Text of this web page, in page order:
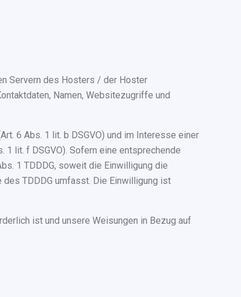
Servern des Hosters / der Hoster
Namen, Websitezugriffe und
6 Abs. 1 lit. b DSGVO) und im Interesse einer
lit. f DSGVO). Sofern eine entsprechende
1 TDDDG, soweit die Einwilligung die
TDDDG umfasst. Die Einwilligung ist
ist und unsere Weisungen in Bezug auf